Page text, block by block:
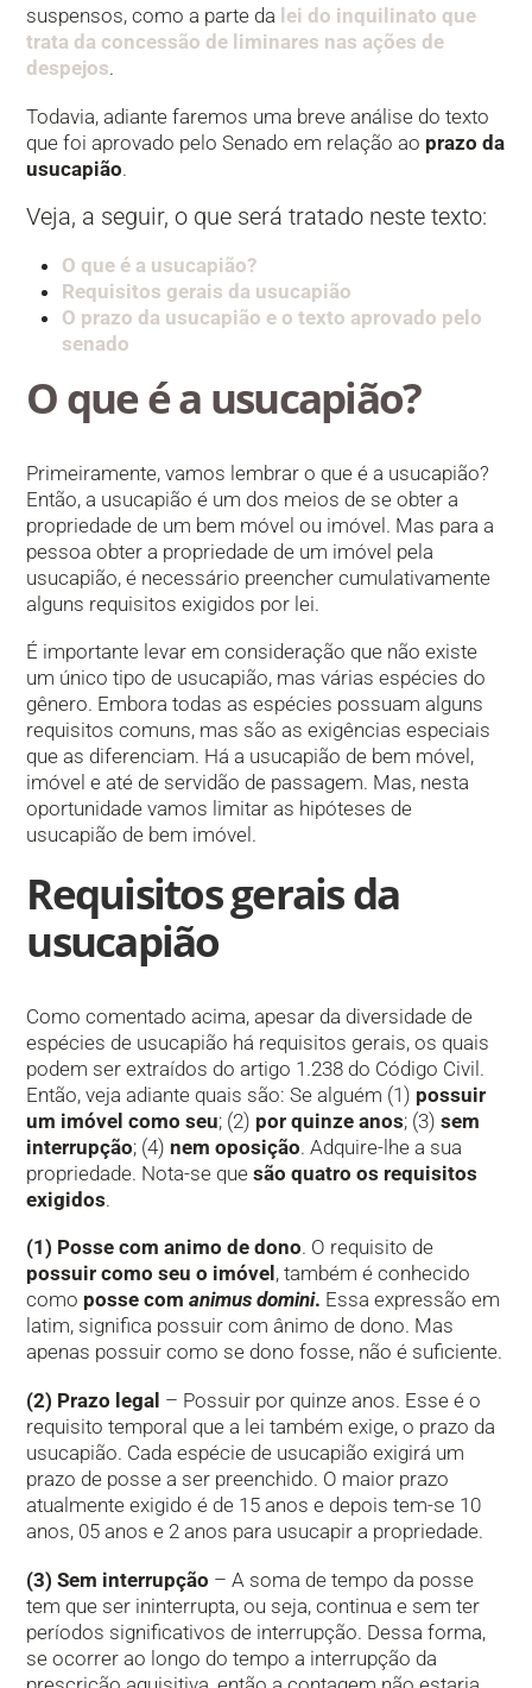
suspensos, como a parte da lei do inquilinato que
trata da concessão de liminares nas ações de
despejos.
Todavia, adiante faremos uma breve análise do texto
que foi aprovado pelo Senado em relação ao prazo da
usucapião.
Veja, a seguir, o que será tratado neste texto:
O que é a usucapião?
Requisitos gerais da usucapião
O prazo da usucapião e o texto aprovado pelo
senado
O que é a usucapião?
Primeiramente, vamos lembrar o que é a usucapião?
Então, a usucapião é um dos meios de se obter a
propriedade de um bem móvel ou imóvel. Mas para a
pessoa obter a propriedade de um imóvel pela
usucapião, é necessário preencher cumulativamente
alguns requisitos exigidos por lei.
É importante levar em consideração que não existe
um único tipo de usucapião, mas várias espécies do
gênero. Embora todas as espécies possuam alguns
requisitos comuns, mas são as exigências especiais
que as diferenciam. Há a usucapião de bem móvel,
imóvel e até de servidão de passagem. Mas, nesta
oportunidade vamos limitar as hipóteses de
usucapião de bem imóvel.
Requisitos gerais da
usucapião
Como comentado acima, apesar da diversidade de
espécies de usucapião há requisitos gerais, os quais
podem ser extraídos do artigo 1.238 do Código Civil.
Então, veja adiante quais são: Se alguém (1) possuir
um imóvel como seu; (2) por quinze anos; (3)sem
interrupção; (4)nem oposição. Adquire-lhe a sua
propriedade. Nota-se quesão quatro os requisitos
exigidos.
(1) Posse com animo de dono. O requisito de
possuir como seu o imóvel , também é conhecido
como posse comanimus domini. Essa expressão em
latim, significa possuir com ânimo de dono. Mas
apenas possuir como se dono fosse, não é suficiente.
(2) Prazo legal – Possuir por quinze anos. Esse é o
requisito temporal que a lei também exige, o prazo da
usucapião. Cada espécie de usucapião exigirá um
prazo de posse a ser preenchido. O maior prazo
atualmente exigido é de 15 anos e depois tem-se 10
anos, 05 anos e 2 anos para usucapir a propriedade.
(3) Sem interrupção – A soma de tempo da posse
tem que ser ininterrupta, ou seja, continua e sem ter
períodos significativos de interrupção. Dessa forma,
se ocorrer ao longo do tempo a interrupção da